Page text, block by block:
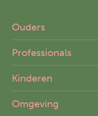
Ouders
Professionals
Kinderen
Omgeving